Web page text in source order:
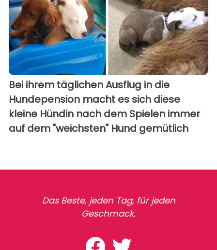
Bei ihrem täglichen Ausflug in die
Hundepension macht es sich diese
kleine Hündin nach dem Spielen immer
auf dem "weichsten" Hund gemütlich
Das Beste, jeden Tag, für jeden
Geschmack.